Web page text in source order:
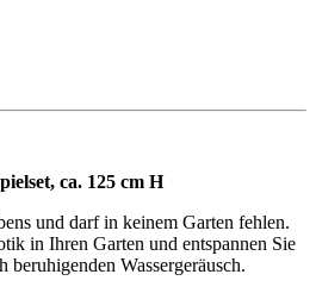
ca. 125 cm H
und darf in keinem Garten fehlen.
in Ihren Garten und entspannen Sie
beruhigenden Wassergeräusch.